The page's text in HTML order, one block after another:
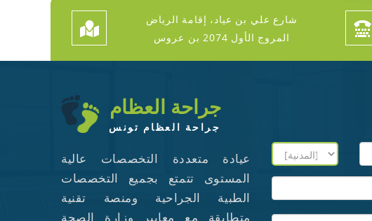
شارع علي بن عياد، إقامة الرياض
المروج الأول 2074 بن عروس
جراحة العظام
جراحة العظام تونس
عيادة متعددة التخصصات عالية
المستوى تتمتع بجميع التخصصات
الطبية الجراحية ومنصة تقنية
متطابقة مع معايير وزارة الصحة